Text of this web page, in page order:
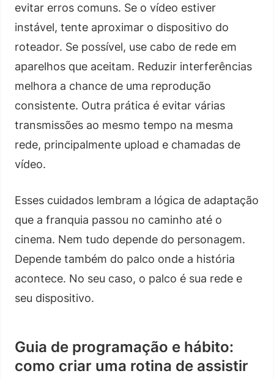
evitar erros comuns. Se o vídeo estiver
instável, tente aproximar o dispositivo do
roteador. Se possível, use cabo de rede em
aparelhos que aceitam. Reduzir interferências
melhora a chance de uma reprodução
consistente. Outra prática é evitar várias
transmissões ao mesmo tempo na mesma
rede, principalmente upload e chamadas de
vídeo.
Esses cuidados lembram a lógica de adaptação
que a franquia passou no caminho até o
cinema. Nem tudo depende do personagem.
Depende também do palco onde a história
acontece. No seu caso, o palco é sua rede e
seu dispositivo.
Guia de programação e hábito:
como criar uma rotina de assistir